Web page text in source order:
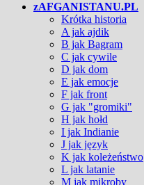
zAFGANISTANU.PL
Krótka historia
A jak ajdik
B jak Bagram
C jak cywile
D jak dom
E jak emocje
F jak front
G jak "gromiki"
H jak hołd
I jak Indianie
J jak język
K jak koleżeństwo
L jak latanie
M jak mikroby